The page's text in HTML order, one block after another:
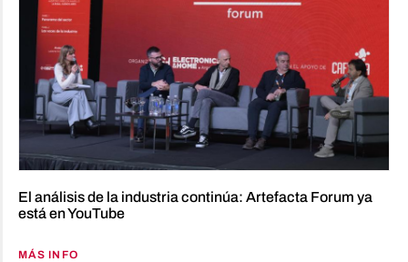
El análisis de la industria continúa: Artefacta Forum ya
está en YouTube
MÁS INFO